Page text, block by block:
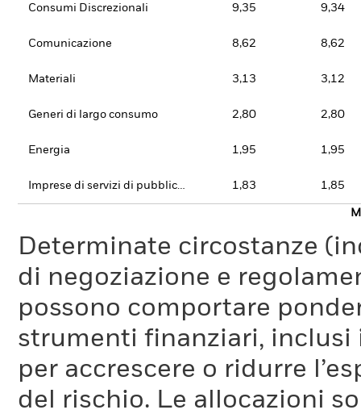
Consumi Discrezionali 9,35 9,34
Comunicazione 8,62 8,62
Materiali 3,13 3,12
Generi di largo consumo 2,80 2,80
Energia 1,95 1,95
Imprese di servizi di pubblica utilità 1,83 1,85
Determinate circostanze
di negoziazione e
possono comportare
strumenti finanziari, inclusi
per accrescere o ridurre
del rischio. Le allocazioni